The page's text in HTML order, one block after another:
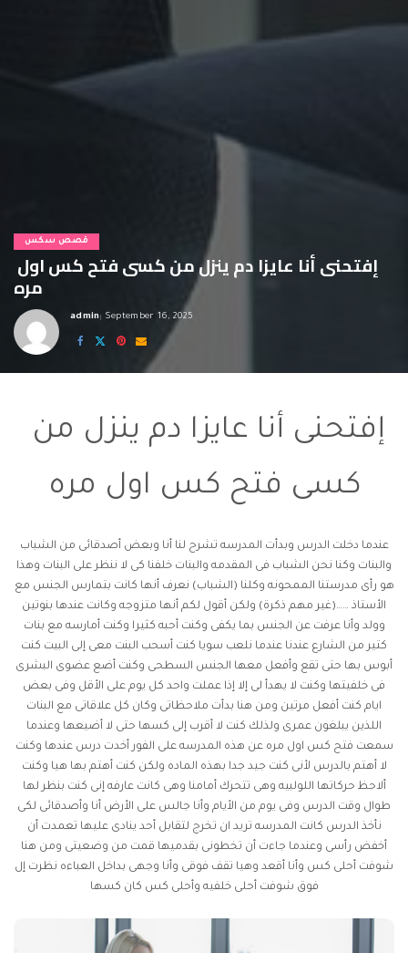
قصص سكس
مره
Posted
by
admin September 16, 2025
كسى فتح كس اول مره
عندما دخلت الدرس وبدأت المدرسه تشرح لنا أنا وبعض أصدقائى من الشباب
والبنات وكنا نحن الشباب فى المقدمه والبنات خلفنا كى لا ننظر على البنات وهذا
هو رأى مدرستنا الممحونه وكلنا (الشباب) نعرف أنها كانت بتمارس الجنس مع
الأستاذ ……(غير مهم ذكرة) ولكن أقول لكم أنها متزوجه وكانت عندها بنوتين
وولد وأنا عرفت عن الجنس بما يكفى وكنت أحبه كثيرا وكنت أمارسه مع بنات
كتير من الشارع عندنا عندما نلعب سويا كنت أسحب البنت معى إلى البيت كنت
أبوس بها حتى تقع وأفعل معها الجنس السطحى وكنت أضع عضوى البشرى
فى خلفيتها وكنت لا يهدأ لى إلا إذا عملت واحد كل يوم على الأقل وفى بعض
ايام كنت أفعل مرتين ومن هنا بدأت ملاحظاتى وكان كل علاقاتى مع البنات
اللذين يبلغون عمرى ولذلك كنت لا أقرب إلى كسها حتى لا أضيعها وعندما
سمعت فتح كس اول مره عن هذه المدرسه على الفور أخدت درس عندها وكنت
لا أهتم بالدرس لأنى كنت جيد جدا بهذه الماده ولكن كنت أهتم بها هيا وكنت
ألاحظ حركاتها اللولبيه وهى تتحرك أمامنا وهى كانت عارفه إنى كنت بنظر لها
طوال وقت الدرس وفى يوم من الأيام وأنا جالس على الأرض أنا وأصدقائى لكى
نأخذ الدرس كانت المدرسه تريد ان تخرج لتقابل أحد ينادى عليها تعمدت أن
أخفض رأسى وعندما جاءت أن تخطونى بقدميها قمت من وضعيتى ومن هنا
شوفت أحلى كس وأنا أقعد وهيا تقف فوقى وأنا وجهى بداخل العباءه نظرت إل
فوق شوفت أحلى خلفيه وأحلى كس كان كسها